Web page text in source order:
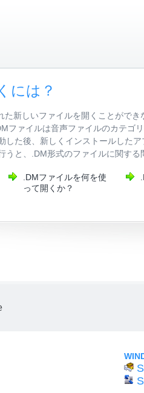
には？
た新しいファイルを開くことがで
ファイルは音声ファイルのカテゴ
した後、新しくインストールした
うと、.DM形式のファイルに関す
.DMファイルを何を使
って開くか？